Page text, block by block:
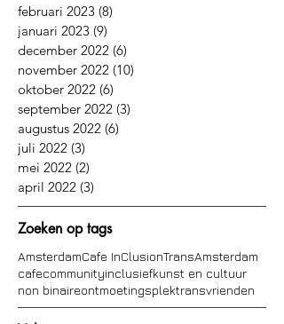
maart 2023 (7)7 posts
februari 2023 (8)
januari 2023 (9)9 posts
december 2022 (6)6 posts
november 2022
oktober 2022 (6) 6 posts
september 2022 (3)
augustus 2022
juli 2022 (3)3 posts
mei 2022 (2)2 posts
Zoeken op tags
AmsterdamCafe InClusionTransAmsterdam
cafe communityinclusiefkunst en cultuur